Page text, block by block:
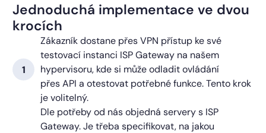
Jednoduchá implementace ve dvou
krocích
Zákazník dostane přes VPN přístup ke své
testovací instanci ISP Gateway na našem
hypervisoru, kde si může odladit ovládání
přes API a otestovat potřebné funkce. Tento krok
je volitelný.
Dle potřeby od nás objedná servery s ISP
Gateway. Je třeba specifikovat, na jakou